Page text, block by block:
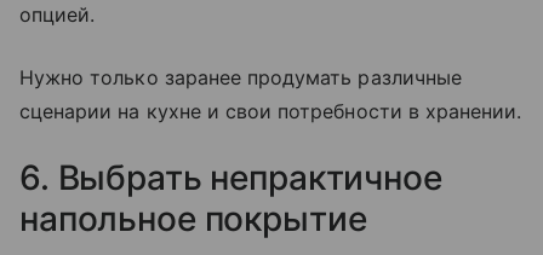
опцией.
Нужно только заранее продумать различные
сценарии на кухне и свои потребности в хранении.
6. Выбрать непрактичное
напольное покрытие